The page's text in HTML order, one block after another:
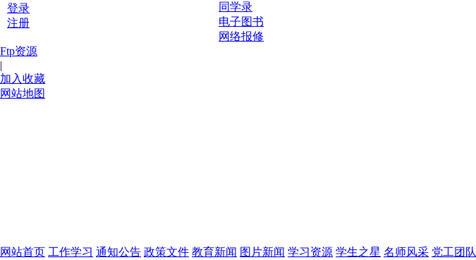
登录
注册
同学录
电子图书
网络报修
Ftp资源
|
加入收藏
网站地图
网站首页 工作学习 通知公告 政策文件 教育新闻 图片新闻 学习资源 学生之星 名师风采 党工团队